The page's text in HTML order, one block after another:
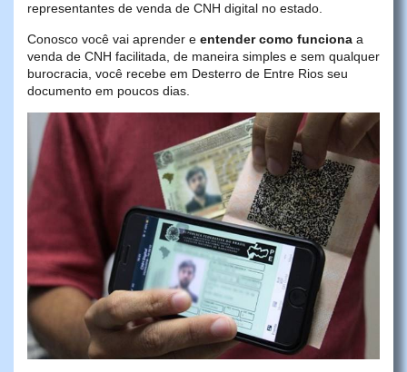
representantes de venda de CNH digital no estado.
Conosco você vai aprender e entender como funciona a
venda de CNH facilitada, de maneira simples e sem qualquer
burocracia, você recebe em Desterro de Entre Rios seu
documento em poucos dias.